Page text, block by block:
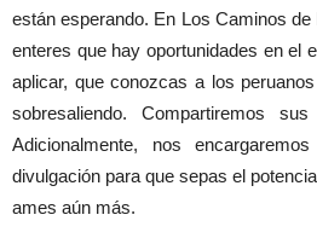
están esperando. En Los Caminos
enteres que hay oportunidades en el
aplicar, que conozcas a los
sobresaliendo. Compartiremos
Adicionalmente, nos
divulgación para que sepas el
ames aún más.